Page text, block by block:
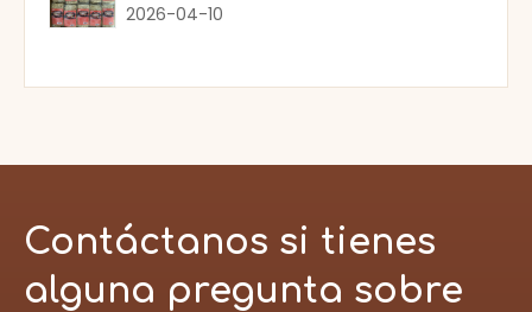
2026-04-10
Contáctanos si tienes
alguna pregunta sobre